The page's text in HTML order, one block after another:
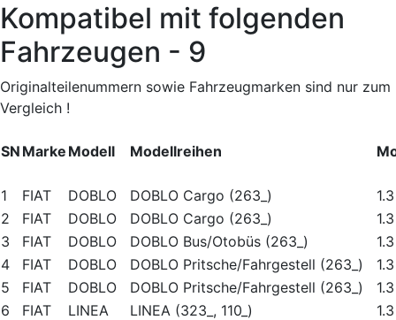
Kompatibel mit folgenden
Fahrzeugen - 9
Originalteilenummern sowie Fahrzeugmarken sind nur zum
Vergleich !
SN Marke Modell Modellreihen
1 FIAT DOBLO DOBLO Cargo (263_)
2
FIAT DOBLO DOBLO Cargo (263_)
3
FIAT DOBLO DOBLO Bus/Otobüs (263_)
4
FIAT DOBLO DOBLO Pritsche/Fahrgestell (263_)
5
FIAT DOBLO DOBLO Pritsche/Fahrgestell (263_)
6
FIAT LINEA LINEA (323_, 110_)